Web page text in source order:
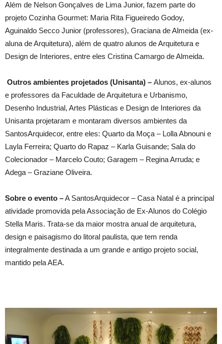
Além de Nelson Gonçalves de Lima Junior, fazem parte do
projeto Cozinha Gourmet: Maria Rita Figueiredo Godoy,
Aguinaldo Secco Junior (professores), Graciana de Almeida (ex-
aluna de Arquitetura), além de quatro alunos de Arquitetura e
Design de Interiores, entre eles Cristina Camargo de Almeida.
Outros ambientes projetados (Unisanta) – Alunos, ex-alunos
e professores da Faculdade de Arquitetura e Urbanismo,
Desenho Industrial, Artes Plásticas e Design de Interiores da
Unisanta projetaram e montaram diversos ambientes da
SantosArquidecor, entre eles: Quarto da Moça – Lolla Abnouni e
Layla Ferreira; Quarto do Rapaz – Karla Guisande; Sala do
Colecionador – Marcelo Couto; Garagem – Regina Arruda; e
Adega – Graziane Oliveira.
Sobre o evento –A SantosArquidecor – Casa Natal é a principal
atividade promovida pela Associação de Ex-Alunos do Colégio
Stella Maris. Trata-se da maior mostra anual de arquitetura,
design e paisagismo do litoral paulista, que tem renda
integralmente destinada a um grande e antigo projeto social,
mantido pela AEA.